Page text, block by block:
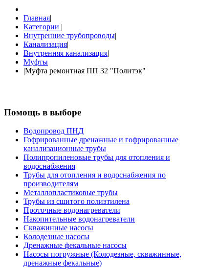
Главная|
Категории |
Внутренние трубопроводы|
Канализация|
Внутренняя канализация|
Муфты
|Муфта ремонтная ПП 32 "Политэк"
Помощь в выборе
Водопровод ПНД
Гофрированные дренажные и гофрированные
канализационные трубы
Полипропиленовые трубы для отопления и
водоснабжения
Трубы для отопления и водоснабжения по
производителям
Металлопластиковые трубы
Трубы из сшитого полиэтилена
Проточные водонагреватели
Накопительные водонагреватели
Скважинные насосы
Колодезные насосы
Дренажные фекальные насосы
Насосы погружные (Колодезные, скважинные,
дренажные фекальные)